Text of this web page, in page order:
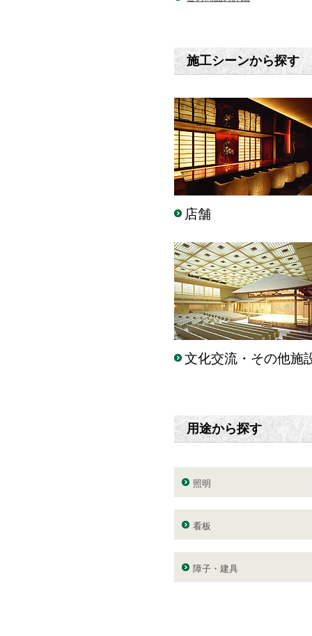
施工シーンから探す
店舗
文化交流・その他施
用途から探す
照明
看板
障子・建具